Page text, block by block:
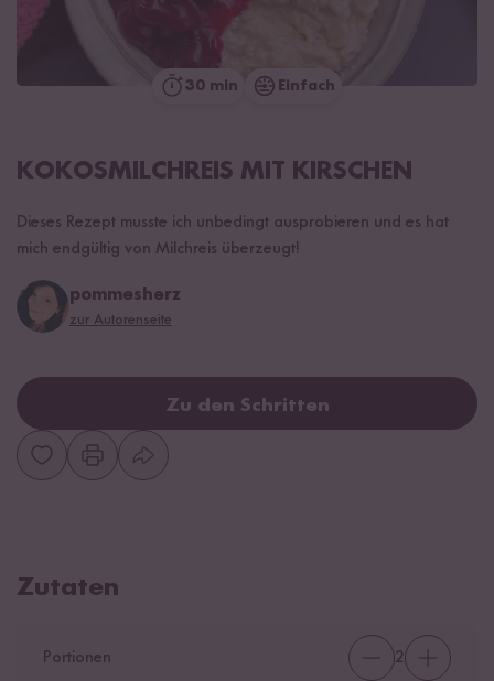
30 min Einfach
KOKOSMILCHREIS MIT KIRSCHEN
Dieses Rezept musste ich unbedingt ausprobieren und es hat
mich endgültig von Milchreis überzeugt!
pommesherz
zur Autorenseite
Zu den Schritten
Zutaten
Portionen 2